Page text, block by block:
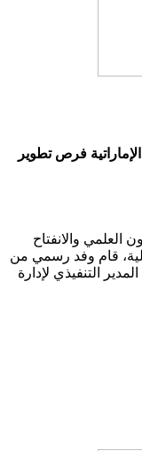
فرص تطوير
العلمي والانفتاح
قام وفد رسمي من
التنفيذي لإدارة